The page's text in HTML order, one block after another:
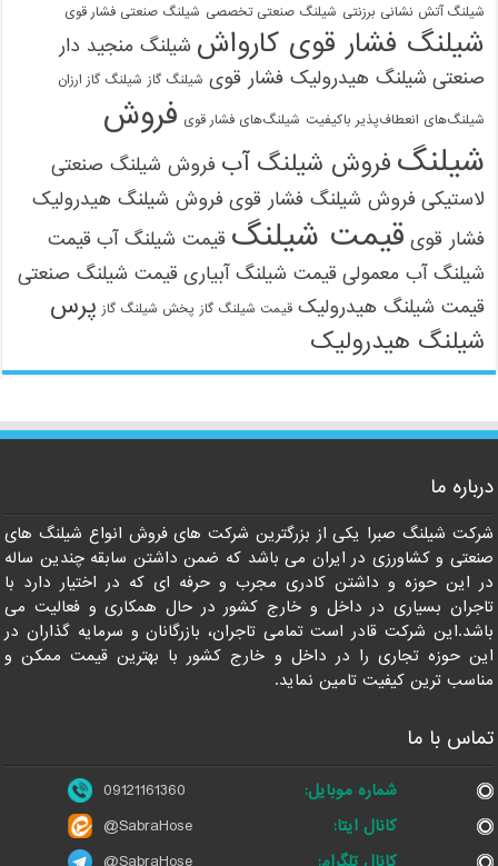
شیلنگ آتش نشانی برزنتی شیلنگ صنعتی تخصصی شیلنگ صنعتی فشار قوی
شیلنگ فشار قوی کارواش شیلنگ منجید دار
صنعتی شیلنگ هیدرولیک فشار قوی شیلنگ گاز شیلنگ گاز ارزان
شیلنگ‌های انعطاف‌پذیر باکیفیت شیلنگ‌های فشار قوی فروش
شیلنگ فروش شیلنگ آب فروش شیلنگ صنعتی
لاستیکی فروش شیلنگ فشار قوی فروش شیلنگ هیدرولیک
فشار قوی قیمت شیلنگ قیمت شیلنگ آب قیمت
شیلنگ آب معمولی قیمت شیلنگ آبیاری قیمت شیلنگ صنعتی
قیمت شیلنگ هیدرولیک قیمت شیلنگ گاز پخش شیلنگ گاز پرس
شیلنگ هیدرولیک
درباره ما
شرکت شیلنگ صبرا یکی از بزرگترین شرکت های فروش انواع شیلنگ های
صنعتی و کشاورزی در ایران می باشد که ضمن داشتن سابقه چندین ساله
در این حوزه و داشتن کادری مجرب و حرفه ای که در اختیار دارد با
تاجران بسیاری در داخل و خارج کشور در حال همکاری و فعالیت می
باشد.این شرکت قادر است تمامی تاجران، بازرگانان و سرمایه گذاران در
این حوزه تجاری را در داخل و خارج کشور با بهترین قیمت ممکن و
مناسب ترین کیفیت تامین نماید.
تماس با ما
شماره موبایل:
09121161360
کانال ایتا:
@SabraHose